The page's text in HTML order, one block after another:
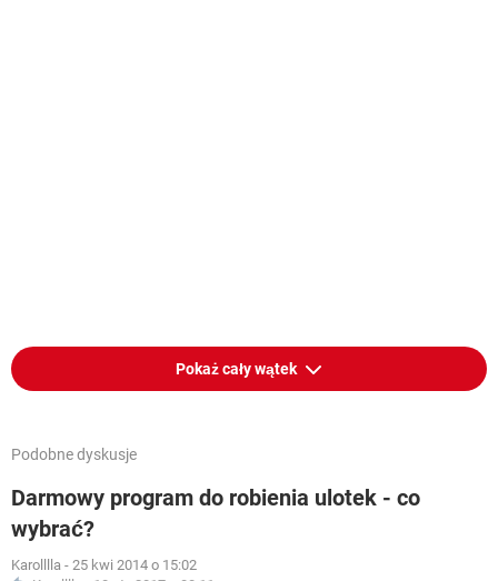
Pokaż cały wątek
Podobne dyskusje
Darmowy program do robienia ulotek - co
wybrać?
Karolllla - 25 kwi 2014 o 15:02